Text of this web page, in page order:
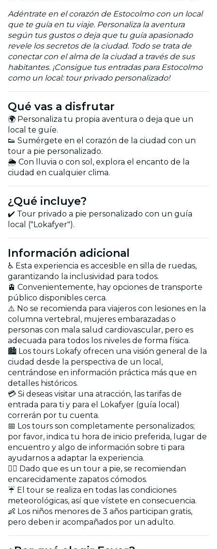
Adéntrate en el corazón de Estocolmo con un local
que te guía en tu viaje. Personaliza la aventura
según tus gustos o deja que tu guía apasionado
revele los secretos de la ciudad. Todo se trata de
conectar con el alma de la ciudad a través de sus
habitantes. ¡Consigue tus entradas para Estocolmo
como un local: tour privado personalizado!
Qué vas a disfrutar
🌍 Personaliza tu propia aventura o deja que un
local te guíe.
👟 Sumérgete en el corazón de la ciudad con un
tour a pie personalizado.
🌦️ Con lluvia o con sol, explora el encanto de la
ciudad en cualquier clima.
¿Qué incluye?
✔️ Tour privado a pie personalizado con un guía
local ("Lokafyer").
Información adicional
♿️ Esta experiencia es accesible en silla de ruedas,
garantizando la inclusividad para todos.
🚊 Convenientemente, hay opciones de transporte
público disponibles cerca.
⚠️ No se recomienda para viajeros con lesiones en la
columna vertebral, mujeres embarazadas o
personas con mala salud cardiovascular, pero es
adecuada para todos los niveles de forma física.
🏙️ Los tours Lokafy ofrecen una visión general de la
ciudad desde la perspectiva de un local,
centrándose en información práctica más que en
detalles históricos.
💳 Si deseas visitar una atracción, las tarifas de
entrada para ti y para el Lokafyer (guía local)
correrán por tu cuenta.
📅 Los tours son completamente personalizados;
por favor, indica tu hora de inicio preferida, lugar de
encuentro y algo de información sobre ti para
ayudarnos a adaptar la experiencia.
🚶‍♂️ Dado que es un tour a pie, se recomiendan
encarecidamente zapatos cómodos.
☔ El tour se realiza en todas las condiciones
meteorológicas, así que vístete en consecuencia.
👶 Los niños menores de 3 años participan gratis,
pero deben ir acompañados por un adulto.